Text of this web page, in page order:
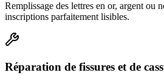
Remplissage des lettres en or, argent ou
inscriptions parfaitement lisibles.
Réparation de fissures et de